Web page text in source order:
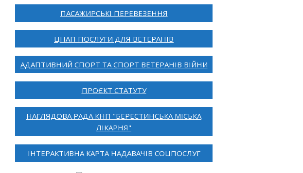
ПАСАЖИРСЬКІ ПЕРЕВЕЗЕННЯ
ЦНАП ПОСЛУГИ ДЛЯ ВЕТЕРАНІВ
АДАПТИВНИЙ СПОРТ ТА СПОРТ ВЕТЕРАНІВ ВІЙНИ
ПРОЄКТ СТАТУТУ
НАГЛЯДОВА РАДА КНП "БЕРЕСТИНСЬКА МІСЬКА
ЛІКАРНЯ"
ІНТЕРАКТИВНА КАРТА НАДАВАЧІВ СОЦПОСЛУГ